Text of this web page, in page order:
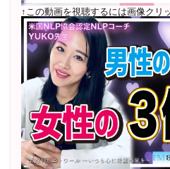
↑この動画を視聴するには画像クリ